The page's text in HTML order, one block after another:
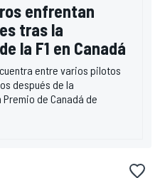
enfrentan
tras la
la F1 en Canadá
entre varios pilotos
después de la
de Canadá de